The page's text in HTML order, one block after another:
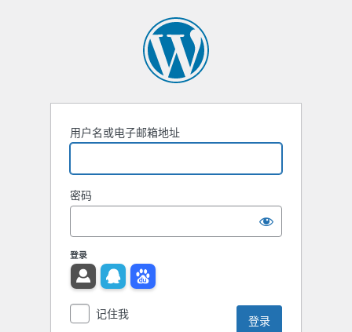
用户名或电子邮箱地址
密码
登录
记住我